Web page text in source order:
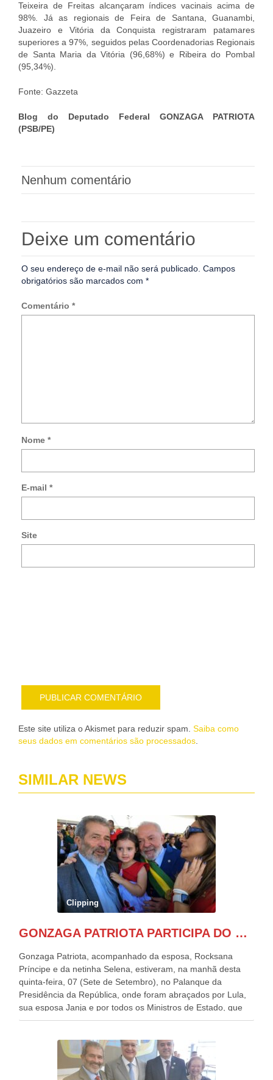
Teixeira de Freitas alcançaram índices vacinais acima de
98%. Já as regionais de Feira de Santana, Guanambi,
Juazeiro e Vitória da Conquista registraram patamares
superiores a 97%, seguidos pelas Coordenadorias Regionais
de Santa Maria da Vitória (96,68%) e Ribeira do Pombal
(95,34%).
Fonte: Gazzeta
Blog do Deputado Federal GONZAGA PATRIOTA
(PSB/PE)
Nenhum comentário
Deixe um comentário
O seu endereço de e-mail não será publicado. Campos
obrigatórios são marcados com *
Comentário *
Nome *
E-mail *
Site
Este site utiliza o Akismet para reduzir spam. Saiba como
seus dados em comentários são processados
SIMILAR NEWS
Clipping
GONZAGA PATRIOTA PARTICIPA DO DESFILE DA INDEPENDÊNCIA NO PALANQUE DA PRESIDÊNCIA DA REPÚBLICA E É ABRAÇADO POR LULA E POR GERALDO ALCKMIN.
Gonzaga Patriota, acompanhado da esposa, Rocksana
Príncipe e da netinha Selena, estiveram, na manhã desta
quinta-feira, 07 (Sete de Setembro), no Palanque da
Presidência da República, onde foram abraçados por Lula,
sua esposa Janja e por todos os Ministros de Estado, que
estavam presentes, nos Desfiles da Independência da
outros desfiles, na Esplanada dos Ministérios, disse ter sido
o deste ano, o maior e o mais organizado de todos. “Há
quatro décadas, como Patriota até no nome, participo